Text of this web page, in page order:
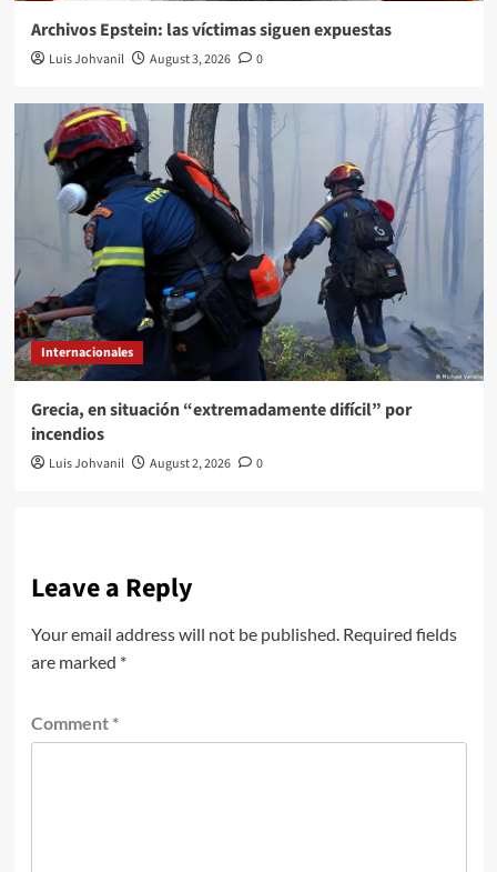
Archivos Epstein: las víctimas siguen expuestas
Luis Johvanil August 3, 2026 0
Internacionales
Grecia, en situación “extremadamente difícil” por
incendios
Luis Johvanil August 2, 2026 0
Leave a Reply
Your email address will not be published. Required fields
are marked *
Comment *